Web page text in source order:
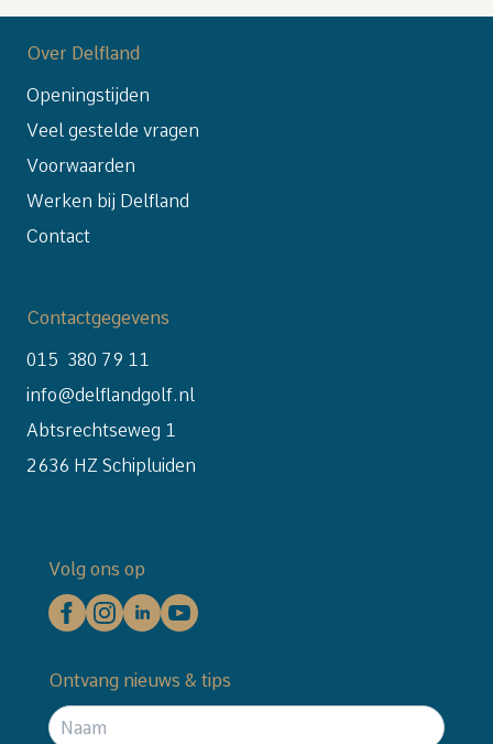
Over Delfland
Openingstijden
Veel gestelde vragen
Voorwaarden
Werken bij Delfland
Contact
Contactgegevens
015 380 79 11
info@delflandgolf.nl
Abtsrechtseweg 1
2636 HZ Schipluiden
Volg ons op
Ontvang nieuws & tips